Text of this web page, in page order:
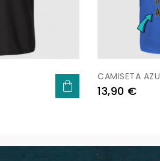
CAMISETA
Precio
13,90 €